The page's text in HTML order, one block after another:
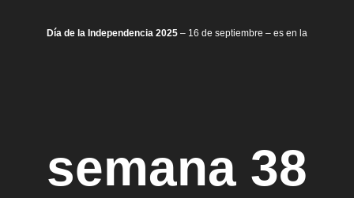
Día de la Independencia 2025 – 16 de septiembre – es en la
semana 38